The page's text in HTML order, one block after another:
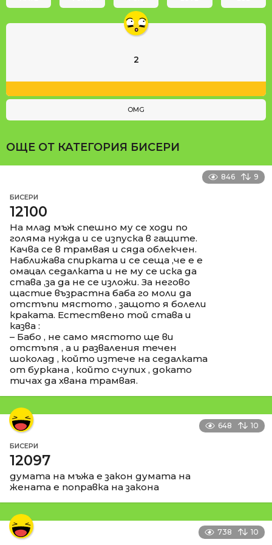
2
OMG
ОЩЕ ОТ КАТЕГОРИЯ БИСЕРИ
846 9
БИСЕРИ
12100
На млад мъж спешно му се ходи по
голяма нужда и се изпуска в гащите.
Качва се в трамвая и сяда облекчен.
Наближава спирката и се сеща ,че е е
омацал седалката и не му се иска да
става ,за да не се изложи. За негово
щастие възрастна баба го моли да
отстъпи мястото , защото я болели
краката. Естествено той става и
казва :
– Бабо , не само мястото ще ви
отстъпя , а и разваления течен
шоколад , който изтече на седалката
от буркана , който счупих , докато
тичах да хвана трамвая.
648 10
БИСЕРИ
12097
думата на мъжа е закон думата на
жената е поправка на закона
738 10